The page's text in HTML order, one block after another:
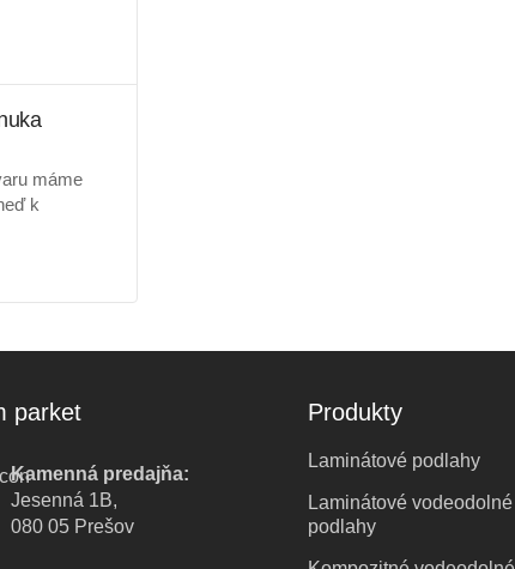
máme
k
parket
Kamenná predajňa:
Jesenná 1B,
080 05 Prešov
Produkty
Laminátové podlahy
Laminátové vodeodolné
podlahy